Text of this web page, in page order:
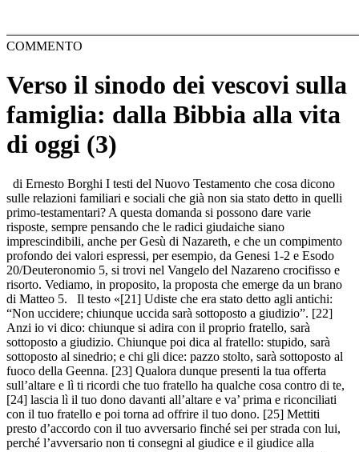
COMMENTO
Verso il sinodo dei vescovi sulla
famiglia: dalla Bibbia alla vita
di oggi (3)
di Ernesto Borghi I testi del Nuovo Testamento che cosa dicono sulle relazioni familiari e sociali che già non sia stato detto in quelli primo-testamentari? A questa domanda si possono dare varie risposte, sempre pensando che le radici giudaiche siano imprescindibili, anche per Gesù di Nazareth, e che un compimento profondo dei valori espressi, per esempio, da Genesi 1-2 e Esodo 20/Deuteronomio 5, si trovi nel Vangelo del Nazareno crocifisso e risorto. Vediamo, in proposito, la proposta che emerge da un brano di Matteo 5. Il testo «[21] Udiste che era stato detto agli antichi: “Non uccidere; chiunque uccida sarà sottoposto a giudizio”. [22] Anzi io vi dico: chiunque si adira con il proprio fratello, sarà sottoposto a giudizio. Chiunque poi dica al fratello: stupido, sarà sottoposto al sinedrio; e chi gli dice: pazzo stolto, sarà sottoposto al fuoco della Geenna. [23] Qualora dunque presenti la tua offerta sull’altare e lì ti ricordi che tuo fratello ha qualche cosa contro di te, [24] lascia lì il tuo dono davanti all’altare e va’ prima e riconciliati con il tuo fratello e poi torna ad offrire il tuo dono. [25] Mettiti presto d’accordo con il tuo avversario finché sei per strada con lui, perché l’avversario non ti consegni al giudice e il giudice alla guardia e tu venga gettato in prigione. [26] In verità ti dico: non uscirai di là finché tu non abbia pagato fino all’ultimo spicciolo! [27] Udiste che era stato detto: “Non commettere adulterio”. [28] Anzi io vi dico: chiunque guarda una donna per desiderarla, ha già commesso adulterio con lei nel suo cuore. [29] Se il tuo occhio destro ti è occasione di scandalo, cavalo e gettalo via da te: è meglio che venga meno uno dei tuoi membri, piuttosto che tutto il tuo corpo venga gettato nella Geenna. [30] E se la tua mano destra ti è occasione di scandalo, tagliala e gettala via da te: è meglio che venga meno uno dei tuoi membri, piuttosto che tutto il tuo corpo vada a finire nella Geenna. [31] Fu pure detto: “Chi ripudia la propria moglie, le dia l’atto di ripudio”. [32] Anzi io vi dico: chiunque ripudia sua moglie, eccetto il caso di impurità colpevole, la espone all’adulterio e chiunque sposi una ripudiata, commette adulterio. [33] Udiste anche che era stato detto agli antichi: “Non spergiurare, ma adempi con il Signore i tuoi giuramenti”. [34] Anzi io dico a voi di non giurare assolutamente: né per il cielo, perché è il trono di Dio; [35] né per la terra, perché è lo sgabello per i suoi piedi; né per Gerusalemme, perché è la città del gran re. [36] Non giurare neppure per la tua testa, perché non hai il potere di rendere bianco o nero un solo capello. [37] Sia invece il vostro parlare sì, sì; no, no; quanto è più di questo viene dal maligno. [38] Udiste che era stato detto: “Occhio per occhio e dente per dente”. [39] Anzi io vi dico di non seguire assolutamente la logica del malvagio; anzi se uno ti percuote la guancia destra, tu porgigli anche l’altra; [40] e a chi ti vuol chiamare in giudizio per toglierti la tunica, tu lascia anche il mantello. [41] E se uno ti costringerà a fare un miglio, tu fanne con lui due. [42] Da’ a chi ti domanda e a chi desidera da te un prestito non volgere le spalle. [43] Udiste che era stato detto: “Amerai il tuo prossimo e odierai il tuo nemico”. [44] Anzi io vi dico: amate i vostri nemici e pregate per i vostri persecutori, [45] affinché diveniate figli del Padre vostro celeste, che fa sorgere il suo sole sopra i malvagi e sopra i buoni, e fa piovere sopra i giusti e sopra gli ingiusti. [46] Infatti qualora amiate quelli che vi amano, quale merito ne avete? Non fanno così anche i pubblicani? [47] E qualora rivolgiate il saluto soltanto ai vostri fratelli, che cosa fate di straordinario? Non fanno così anche i pagani? [48] Verrete ad essere dunque perfetti come è perfetto il Padre vostro celeste». Una lettura del testo «[21] Udiste che era stato detto agli antichi: “Non uccidere; chiunque uccida sarà sottoposto a giudizio”. [22] Anzi io vi dico: chiunque si adira con il proprio fratello, sarà sottoposto a giudizio. Chiunque poi dica al fratello: stupido, sarà sottoposto al sinedrio; e chi gli dice: pazzo stolto, sarà sottoposto al fuoco della Geenna. [23] Qualora dunque presenti la tua offerta sull’altare e lì ti ricordi che tuo fratello ha qualche cosa contro di te, [24] lascia lì il tuo dono davanti all’altare e va’ prima e riconciliati con il tuo fratello e poi torna ad offrire il tuo dono. [25] Mettiti presto d’accordo con il tuo avversario finché sei per strada con lui, perché l’avversario non ti consegni al giudice e il giudice alla guardia e tu venga gettato in prigione. [26] In verità ti dico: non uscirai di là finché tu non abbia pagato fino all’ultimo spicciolo!». L’assassinio è un atto molto grave, rientra tra gli oggetti d’attenzione del Decalogo (cfr. Es 20,13) e, in quanto crimine così configurato, è soggetto ad un giudizio legale. Gesù va oltre e più a fondo. Anzitutto l’ira è vista non come un’eventualità, ma come un dato di fatto. In presenza di questo accesso emotivo chiunque ne è soggetto e manifesta tale condizione in modo aggressivo nei confronti di un membro della propria comunità, può essere comunque condannabile secondo gli stessi termini di gravità (vv. 21-22). Il testo matteano pare proprio fondarsi su una persuasione assai diffusa nel giudaismo biblico e nel cristianesimo delle origini, secondo cui l’ira conduce facilmente all’omicidio[1]. Che si tratti di uno scatto d’ira o di un insulto o di una valutazione del tutto negativa, comunque chi se n’è reso responsabile è destinato ad una conseguenza che pare sproporzionata rispetto all’entità della colpa. Infatti parlare, successivamente e rispettivamente, di un giudizio intracomunitario, di un processo davanti al Sinedrio[2] e dell’esposizione al fuoco perenne della Geenna significa sottoporre il “reo” ad un destino assai gravoso. Tuttavia questa valutazione di Gesù, con grande intensità retorica e in assenza di qualsiasi attenuazione, tiene a ribadire un fatto: il destino ultimo dell’essere umano dipende dal rispetto dell’umanità del proprio fratello. E, con queste affermazioni, Gesù, comunque, non appare come un innovatore totale: basta leggere qualche testo della comunità di Qûmràn[3] o qualche fonte rabbinica[4] o apocrifa primo-testamentaria[5] per comprendere la comunanza di vedute anche nel giudaismo sino al I secolo d.C. Il salto di qualità della posizione di Gesù consiste in una scelta etica precisa: evitare che gli altri si trovino ridotti alla proiezione e all’oggetto della collera del singolo e ricordare, in modo radicale, l’importanza dell’autocontrollo e della gentilezza verso di loro. È a partire dall’interiorità umana che vengono annientate la capacità o volontà di comunicazione del singolo di fronte alla società umana. E l’aggressione dell’altro nel proprio cuore annulla la comunicazione e, di qui, la vita: l’assassinio censurato non è in primo luogo l’azione concretamente fisica. Essa è l’emanazione dell’intimo dell’essere umano nel quale si trova il rifiuto, la negazione del proprio simile. Questa presa di posizione è coerentemente seguita da un’affermazione di particolare portata antropologica, che ne è il primo logico sviluppo. Infatti l’invito di Gesù a riconoscere l’altro come persona necessita che si consideri prioritaria la riconciliazione rispetto all’offerta cultuale: «se prima si parlava del (potenziale) offensore, che il triplice annuncio di castigo mira a sgomentare, ora si esige da lui la necessaria empatia per l’immedesimarsi nei panni del fratello offeso»[6]. La serenità relazionale con un membro della comunità non è alternativa agli atti di culto a Dio, ma deve sussistere come presupposto di base per rendere autentica l’attenzione rituale (vv. 23-24). Offrire un dono a Dio è un’espressione di amore nei suoi confronti. Presentare tale offerta senza riconciliare se stesso con il proprio fratello significa separare l’amore di Dio da quello verso il proprio simile, dunque contraddire il cuore dell’annuncio evangelico di Gesù (cfr. Mc 12,30-31; Mt 22,37-40; Lc 10,27). L’eventualità costante di offrire un dono cultuale[7] e quella possibile di ricordare un motivo di ostilità da parte di un proprio fratello, suscita, in rapida successione, due esigenze: la necessità immediata di distogliere l’attenzione da quanto di rituale è stato portato; il dovere continuato di dirigersi verso la persona in questione, l’obbligo istantaneo di riconciliarsi con essa. Soltanto a questo punto, viene prospettato il compito comunque necessario di presentare l’offerta iniziale[8]. Per un ebreo interrompere un atto di culto era un comportamento impensabile, anche se veemente è, nell’AT, la polemica contro coloro che compiono atti di culto senza essere onesti e giusti (cfr. Am 5,21-24; Os 6,6; Is 1,10-17). Ciò significa che la riconciliazione con l’altro, quale collaborazione alla guarigione interiore, è un dato decisivo perché ci sia effettivamente il rapporto dell’essere umanio con Dio. Riconciliarsi nella Bibbia, dal Primo al Nuovo Testamento, significa divenire qualcosa di diverso, cambiare in varia misura se stessi[9]. E questa nuova situazione conduce sulla strada di un’autentica serenità. E questa volontà di pacificazione nelle relazioni umane si estende ampiamente al terreno del possibile contenzioso materiale quotidiano (vv. 25-26)[10]. Mettersi d’accordo con l’avversario in tribunale prima del dibattimento, dunque lungo il corridoio verso l’aula di giustizia, implica il riconoscimento delle proprie responsabilità onde evitare conseguenze ben peggiori. È assai interessante sotto il profilo culturale il fatto che l’idea di giudice che emerge negli ultimi versetti esaminati non ha alcun riscontro nella struttura giuridica romana dell’epoca, dove non esistevano funzionari statali ai quali fosse demandata esclusivamente l’amministrazione della giustizia. Nel I secolo d.C. «la civiltà greco-romana non si era ancora imposta nelle aree rurali del